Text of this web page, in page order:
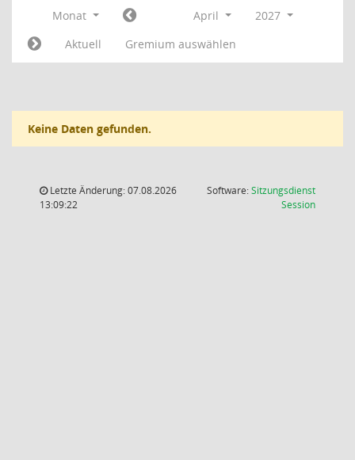
Monat April
2027
Aktuell
Gremium auswählen
Keine Daten gefunden.
Letzte Änderung: 07.08.2026
13:09:22
Software:Sitzungsdienst
Session(Wird in